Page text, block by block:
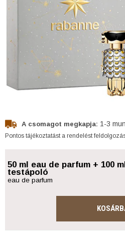
A csomagot megkapja: 1-3
Pontos tájékoztatást a rendelést
50 ml eau de parfum + 100
testápoló
eau de parfum